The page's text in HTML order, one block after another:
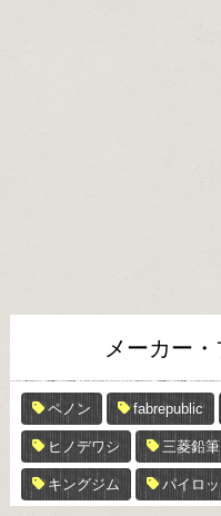
メーカー
ペノン fabrepublic
ヒノデワシ 三菱鉛筆
キングジム パイロ